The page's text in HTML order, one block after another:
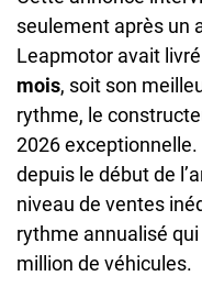
seulement après un
Leapmotor avait livré
mois, soit son
rythme, le
2026
depuis le début de
niveau de ventes
rythme annualisé
million de véhicules.